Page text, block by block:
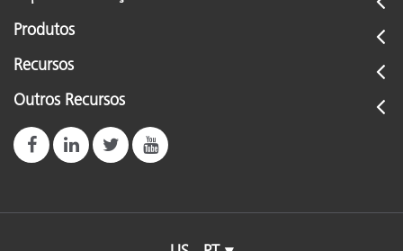
Produtos
Recursos
Outros Recursos